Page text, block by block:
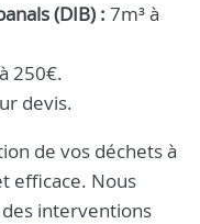
(DIB) : 7m³ à
250€.
devis.
de vos déchets à
efficace. Nous
interventions